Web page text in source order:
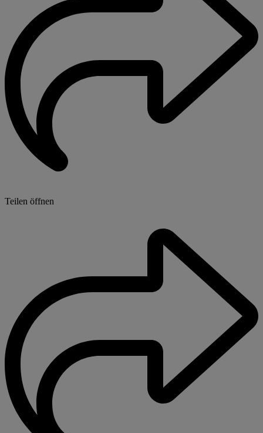
Teilen öffnen